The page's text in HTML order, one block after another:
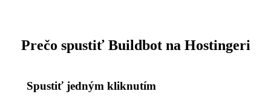
Prečo spustiť Buildbot na Hostingeri
Spustiť jedným kliknutím